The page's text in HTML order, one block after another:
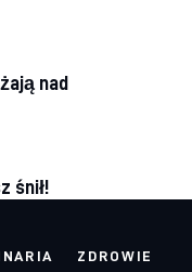
nad
śnił!
ZDROWIE